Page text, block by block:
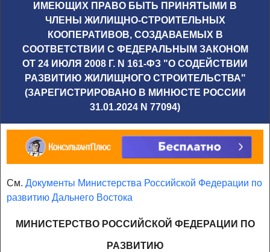
ИМЕЮЩИХ ПРАВО БЫТЬ ПРИНЯТЫМИ В
ЧЛЕНЫ ЖИЛИЩНО-СТРОИТЕЛЬНЫХ
КООПЕРАТИВОВ, СОЗДАВАЕМЫХ В
СООТВЕТСТВИИ С ФЕДЕРАЛЬНЫМ ЗАКОНОМ
ОТ 24 ИЮЛЯ 2008 Г. N 161-ФЗ "О СОДЕЙСТВИИ
РАЗВИТИЮ ЖИЛИЩНОГО СТРОИТЕЛЬСТВА"
(ЗАРЕГИСТРИРОВАНО В МИНЮСТЕ РОССИИ
31.01.2024 N 77094)
См. Документы Министерства Российской Федерации по
развитию Дальнего Востока
МИНИСТЕРСТВО РОССИЙСКОЙ ФЕДЕРАЦИИ ПО
РАЗВИТИЮ